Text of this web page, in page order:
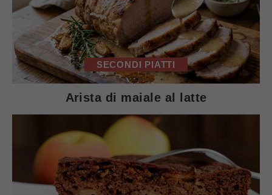
SECONDI PIATTI
Arista di maiale al latte